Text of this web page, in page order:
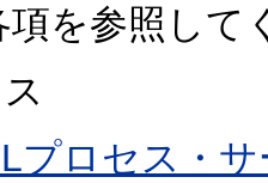
を参照して
プロセス・